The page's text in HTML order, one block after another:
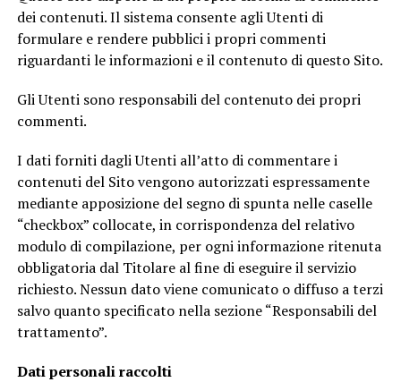
dei contenuti. Il sistema consente agli Utenti di
formulare e rendere pubblici i propri commenti
riguardanti le informazioni e il contenuto di questo Sito.
Gli Utenti sono responsabili del contenuto dei propri
commenti.
I dati forniti dagli Utenti all’atto di commentare i
contenuti del Sito vengono autorizzati espressamente
mediante apposizione del segno di spunta nelle caselle
“checkbox” collocate, in corrispondenza del relativo
modulo di compilazione, per ogni informazione ritenuta
obbligatoria dal Titolare al fine di eseguire il servizio
richiesto. Nessun dato viene comunicato o diffuso a terzi
salvo quanto specificato nella sezione “Responsabili del
trattamento”.
Dati personali raccolti